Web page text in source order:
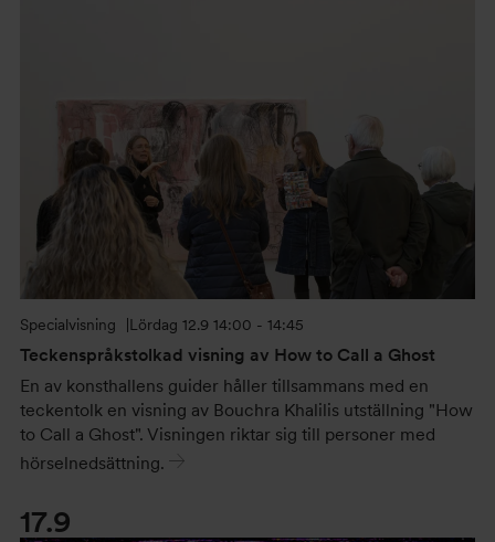
Lördag 12.9 14:00 - 14:45
Specialvisning
Teckenspråkstolkad visning av How to Call a Ghost
En av konsthallens guider håller tillsammans med en
teckentolk en visning av Bouchra Khalilis utställning "How
to Call a Ghost". Visningen riktar sig till personer med
hörselnedsättning.
17.9